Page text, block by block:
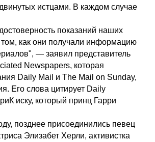
истцами. В каждом случае
показаний наших
как они получали информацию
— заявил представитель
Newspapers, которая
Daily Mail и The Mail on Sunday,
Его слова цитирует Daily
иску, который принц Гарри
позднее присоединились певец
Элизабет Херли, активистка